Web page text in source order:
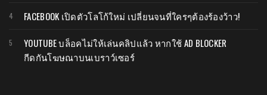
FACEBOOK เปิดตัวโลโก้ใหม่ เปลี่ยนจนที่ใครๆต้องร้องว้าว!
YOUTUBE บล็อคไม่ให้เล่นคลิปแล้ว หากใช้ AD BLOCKER
กีดกันโฆษณาบนเบราว์เซอร์